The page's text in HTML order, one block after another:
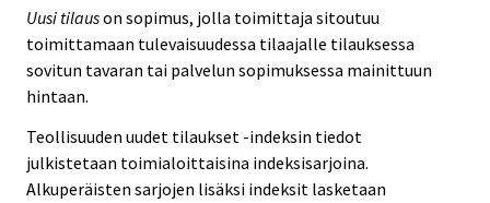
Uusi tilauson sopimus, jolla toimittaja sitoutuu
toimittamaan tulevaisuudessa tilaajalle tilauksessa
sovitun tavaran tai palvelun sopimuksessa mainittuun
hintaan.
Teollisuuden uudet tilaukset -indeksin tiedot
julkistetaan toimialoittaisina indeksisarjoina.
Alkuperäisten sarjojen lisäksi indeksit lasketaan